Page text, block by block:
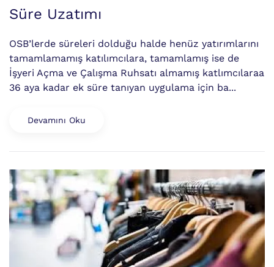
Süre Uzatımı
OSB’lerde süreleri dolduğu halde henüz yatırımlarını
tamamlamamış katılımcılara, tamamlamış ise de
İşyeri Açma ve Çalışma Ruhsatı almamış katlımcılaraa
36 aya kadar ek süre tanıyan uygulama için ba...
Devamını Oku